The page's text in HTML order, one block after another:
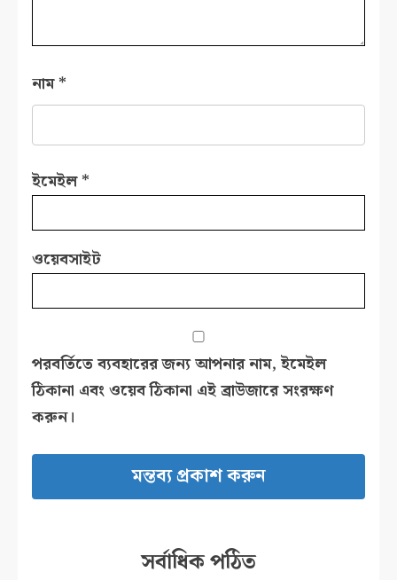
নাম*
ইমেইল*
ওয়েবসাইট
পরবর্তিতে ব্যবহারের জন্য আপনার নাম, ইমেইল
ঠিকানা এবং ওয়েব ঠিকানা এই ব্রাউজারে সংরক্ষণ
করুন।
সর্বাধিক পঠিত